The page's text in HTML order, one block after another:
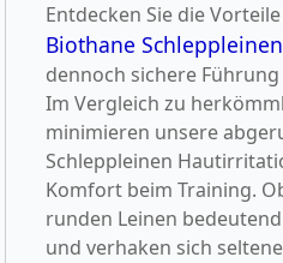
Entdecken Sie die
Biothane Schleppleinen
dennoch sichere
Im Vergleich zu
minimieren unsere
Schleppleinen
Komfort beim Training.
runden Leinen
und verhaken sich